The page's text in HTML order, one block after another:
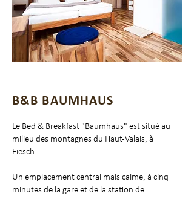
B&B BAUMHAUS
Le Bed & Breakfast "Baumhaus" est situé au
milieu des montagnes du Haut-Valais, à
Fiesch.
Un emplacement central mais calme, à cinq
minutes de la gare et de la station de